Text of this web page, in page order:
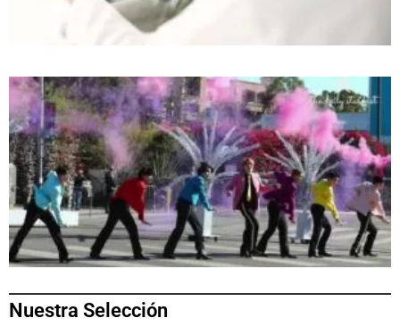
Nuestra Selección